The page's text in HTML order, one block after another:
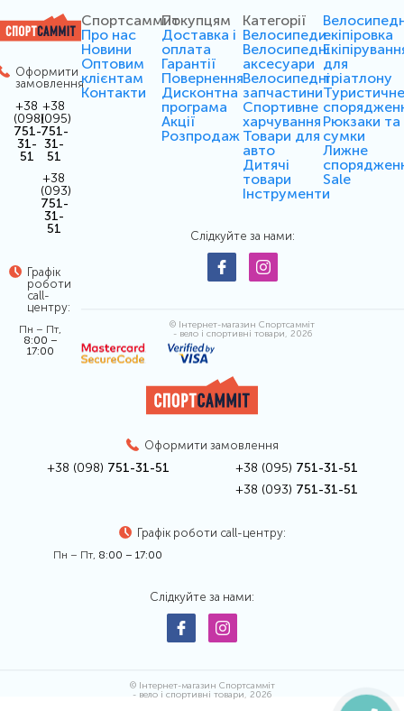
Оформити
замовлення
+38
(098)
751-
31-
51
+38
(095)
751-
31-
51
+38
(093)
751-
31-
51
Графік
роботи
call-
центру:
Пн – Пт,
8:00 –
17:00
Спортсаммит
Про нас
Новини
Оптовим
клієнтам
Контакти
Покупцям
Доставка і
оплата
Гарантії
Повернення
Дисконтна
програма
Акції
Розпродаж
Категорії
Велосипеди
Велосипедні
аксесуари
Велосипедні
запчастини
Спортивне
харчування
Товари для
авто
Дитячі
товари
Інструменти
екіпіровка
для
тріатлону
Рюкзаки та
сумки
Лижне
Sale
Слідкуйте за нами:
© Інтернет-магазин Спортсамміт
- вело і спортивні товари, 2026
Оформити замовлення
+38 (098) 751-31-51 +38 (095) 751-31-51
+38 (093) 751-31-51
Графік роботи call-центру:
Пн – Пт, 8:00 – 17:00
Слідкуйте за нами:
© Інтернет-магазин Спортсамміт
- вело і спортивні товари, 2026